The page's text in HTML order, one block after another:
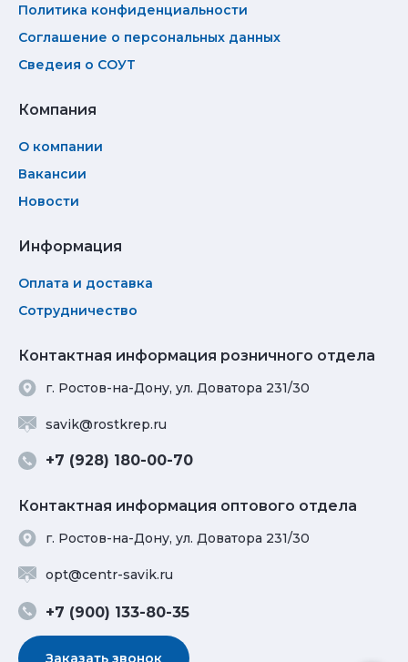
Политика конфиденциальности
Соглашение о персональных данных
Сведеия о СОУТ
Компания
О компании
Вакансии
Новости
Информация
Оплата и доставка
Сотрудничество
Контактная информация розничного отдела
г. Ростов-на-Дону, ул. Доватора 231/30
savik@rostkrep.ru
+7 (928) 180-00-70
Контактная информация оптового отдела
г. Ростов-на-Дону, ул. Доватора 231/30
opt@centr-savik.ru
+7 (900) 133-80-35
Заказать звонок